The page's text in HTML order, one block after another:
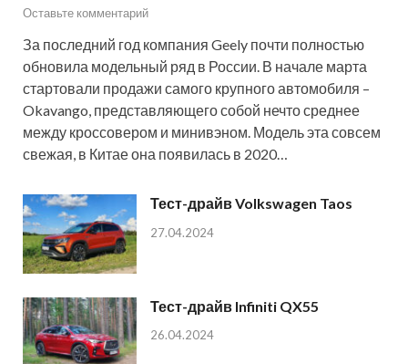
Оставьте комментарий
За последний год компания Geely почти полностью
обновила модельный ряд в России. В начале марта
стартовали продажи самого крупного автомобиля –
Okavango, представляющего собой нечто среднее
между кроссовером и минивэном. Модель эта совсем
свежая, в Китае она появилась в 2020…
Тест-драйв Volkswagen Taos
27.04.2024
Тест-драйв Infiniti QX55
26.04.2024